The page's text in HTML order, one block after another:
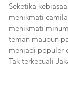
Seketika
menikmati
menikmati
teman maupun
menjadi populer
Tak terkecuali